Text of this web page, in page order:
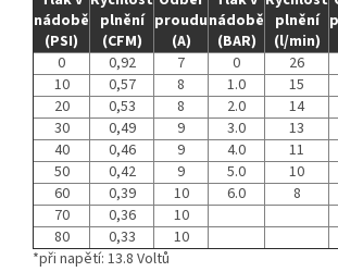
nádobě
(PSI)
plnění
(CFM)
proudu
(A)
nádobě
(BAR)
plnění
(l/min)
0
0,92 7 0 26
10
0,57 8 1.0 15
20
0,53 8 2.0 14
30
0,49 9 3.0 13
40
0,46 9 4.0 11
50
0,42 9 5.0 10
60
0,39 10 6.0 8
70
0,36
10
80
0,33
10
*při napětí: 13.8 Voltů